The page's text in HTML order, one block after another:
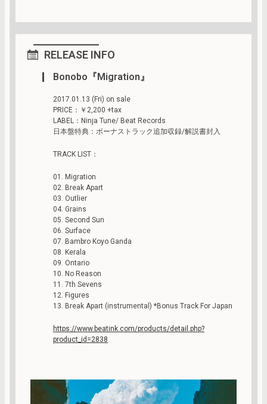
RELEASE INFO
Bonobo『Migration』
2017.01.13 (Fri) on sale
PRICE：￥2,200 +tax
LABEL：Ninja Tune/ Beat Records
日本盤特典：ボーナストラック追加収録/解説書封入
TRACK LIST：
01. Migration
02. Break Apart
03. Outlier
04. Grains
05. Second Sun
06. Surface
07. Bambro Koyo Ganda
08. Kerala
09. Ontario
10. No Reason
11. 7th Sevens
12. Figures
13. Break Apart (instrumental) *Bonus Track For Japan
https://www.beatink.com/products/detail.php?
product_id=2838